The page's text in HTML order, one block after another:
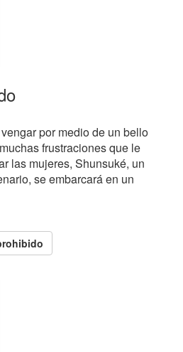
por medio de un bello
frustraciones que le
las mujeres, Shunsuké, un
se embarcará en un